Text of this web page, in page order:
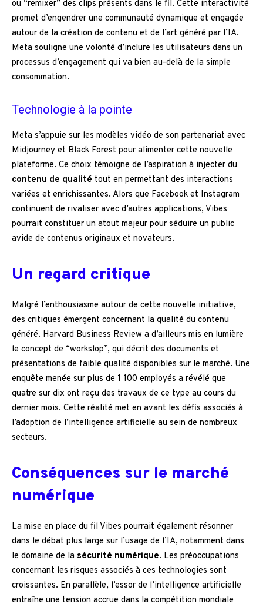
ou “remixer” des clips présents dans le fil. Cette interactivité
promet d’engendrer une communauté dynamique et engagée
autour de la création de contenu et de l’art généré par l’IA.
Meta souligne une volonté d’inclure les utilisateurs dans un
processus d’engagement qui va bien au-delà de la simple
consommation.
Technologie à la pointe
Meta s’appuie sur les modèles vidéo de son partenariat avec
Midjourney et Black Forest pour alimenter cette nouvelle
plateforme. Ce choix témoigne de l’aspiration à injecter du
contenu de qualité tout en permettant des interactions
variées et enrichissantes. Alors que Facebook et Instagram
continuent de rivaliser avec d’autres applications, Vibes
pourrait constituer un atout majeur pour séduire un public
avide de contenus originaux et novateurs.
Un regard critique
Malgré l’enthousiasme autour de cette nouvelle initiative,
des critiques émergent concernant la qualité du contenu
généré. Harvard Business Review a d’ailleurs mis en lumière
le concept de “workslop”, qui décrit des documents et
présentations de faible qualité disponibles sur le marché. Une
enquête menée sur plus de 1 100 employés a révélé que
quatre sur dix ont reçu des travaux de ce type au cours du
dernier mois. Cette réalité met en avant les défis associés à
l’adoption de l’intelligence artificielle au sein de nombreux
secteurs.
Conséquences sur le marché
numérique
La mise en place du fil Vibes pourrait également résonner
dans le débat plus large sur l’usage de l’IA, notamment dans
le domaine de la sécurité numérique. Les préoccupations
concernant les risques associés à ces technologies sont
croissantes. En parallèle, l’essor de l’intelligence artificielle
entraîne une tension accrue dans la compétition mondiale